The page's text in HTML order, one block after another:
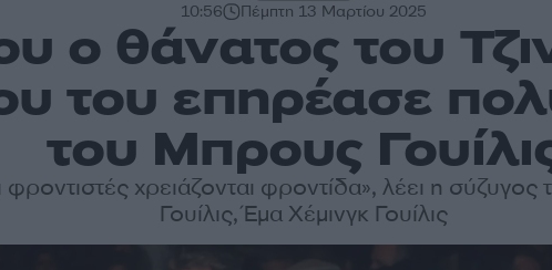
10:56 Πέμπτη 13 Μαρτίου 2025
ο θάνατος του
του επηρέασε
του Μπρους
φροντιστές χρειάζονται φροντίδα», λέει η
Γουίλις, Έμα Χέμινγκ Γουίλις